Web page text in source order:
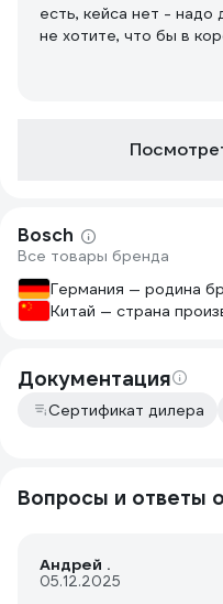
есть, кейса нет - надо
не хотите, что бы в
Bosch
Все товары бренда
Германия — родина
Китай — страна
Документация
Сертификат дилера
Вопросы и ответы
Андрей .
05.12.2025